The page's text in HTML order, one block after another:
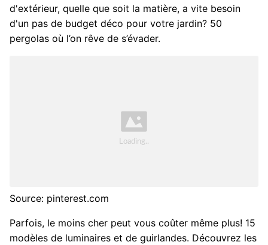
d'extérieur, quelle que soit la matière, a vite besoin
d'un pas de budget déco pour votre jardin? 50
pergolas où l’on rêve de s’évader.
Source: pinterest.com
Parfois, le moins cher peut vous coûter même plus! 15
modèles de luminaires et de guirlandes. Découvrez les